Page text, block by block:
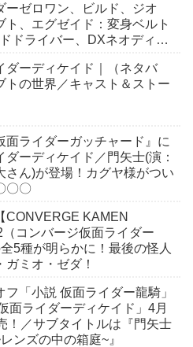
ーゼロワン、ビルド、ジオ
ト、エグゼイド：変身ベルト
ドライバー、DXネオディケ
ダーディケイド｜（ネタバ
トの世界／キャスト＆ストー
面ライダーガッチャード』に
ダーディケイド／門矢士(演：
さん)が登場！カグヤ様がつい
〇〇
CONVERGE KAMEN
（コンバージ仮面ライダー
5種が明らかに！最後の怪人
ガミオ・ゼダ！
フ「小説 仮面ライダー龍騎」
面ライダーディケイド」4月
！／サブタイトルは『門矢士
ンズの中の箱庭~』